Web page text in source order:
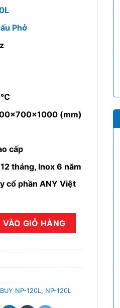
Phở
(mm)
cấp
tháng, Inox 6 năm
cổ phần ANY Việt
NP-120L số lượng
VÀO GIỎ HÀNG
NP-120L, NP-120L